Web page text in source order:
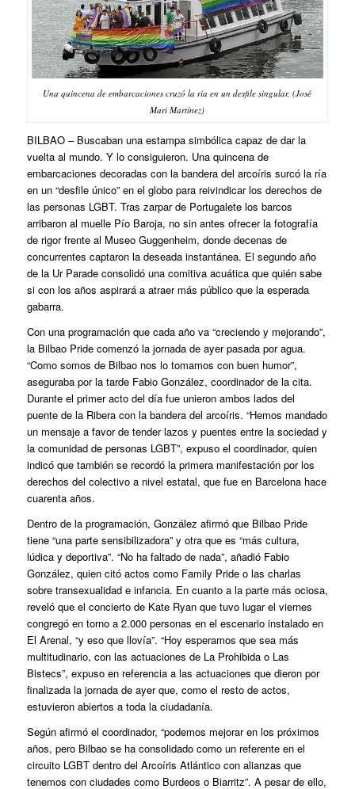
Una quincena de embarcaciones cruzó la ría en un desfile singular. (José
Mari Martínez)
BILBAO – Buscaban una estampa simbólica capaz de dar la
vuelta al mundo. Y lo consiguieron. Una quincena de
embarcaciones decoradas con la bandera del arcoíris surcó la ría
en un “desfile único” en el globo para reivindicar los derechos de
las personas LGBT. Tras zarpar de Portugalete los barcos
arribaron al muelle Pío Baroja, no sin antes ofrecer la fotografía
de rigor frente al Museo Guggenheim, donde decenas de
concurrentes captaron la deseada instantánea. El segundo año
de la Ur Parade consolidó una comitiva acuática que quién sabe
si con los años aspirará a atraer más público que la esperada
gabarra.
Con una programación que cada año va “creciendo y mejorando”,
la Bilbao Pride comenzó la jornada de ayer pasada por agua.
“Como somos de Bilbao nos lo tomamos con buen humor”,
aseguraba por la tarde Fabio González, coordinador de la cita.
Durante el primer acto del día fue unieron ambos lados del
puente de la Ribera con la bandera del arcoíris. “Hemos mandado
un mensaje a favor de tender lazos y puentes entre la sociedad y
la comunidad de personas LGBT”, expuso el coordinador, quien
indicó que también se recordó la primera manifestación por los
derechos del colectivo a nivel estatal, que fue en Barcelona hace
cuarenta años.
Dentro de la programación, González afirmó que Bilbao Pride
tiene “una parte sensibilizadora” y otra que es “más cultura,
lúdica y deportiva”. “No ha faltado de nada”, añadió Fabio
González, quien citó actos como Family Pride o las charlas
sobre transexualidad e infancia. En cuanto a la parte más ociosa,
reveló que el concierto de Kate Ryan que tuvo lugar el viernes
congregó en torno a 2.000 personas en el escenario instalado en
El Arenal, “y eso que llovía”. “Hoy esperamos que sea más
multitudinario, con las actuaciones de La Prohibida o Las
Bistecs”, expuso en referencia a las actuaciones que dieron por
finalizada la jornada de ayer que, como el resto de actos,
estuvieron abiertos a toda la ciudadanía.
Según afirmó el coordinador, “podemos mejorar en los próximos
años, pero Bilbao se ha consolidado como un referente en el
circuito LGBT dentro del Arcoíris Atlántico con alianzas que
tenemos con ciudades como Burdeos o Biarritz”. A pesar de ello,